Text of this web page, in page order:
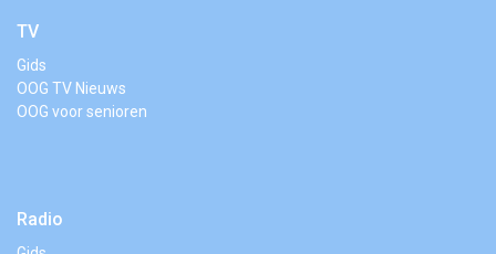
TV
Gids
OOG TV Nieuws
OOG voor senioren
Radio